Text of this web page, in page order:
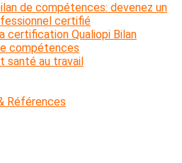
de compétences: devenez un
certifié
certification Qualiopi Bilan
compétences
santé au travail
Références